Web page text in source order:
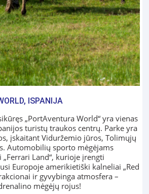
ISPANIJA
„PortAventura World“ yra vienas
turistų traukos centrų. Parke yra
įskaitant Viduržemio jūros, Tolimųjų
Automobilių sporto mėgėjams
Land“, kurioje įrengti
Europoje amerikietiški kalneliai „Red
ir gyvybinga atmosfera –
mėgėjų rojus!